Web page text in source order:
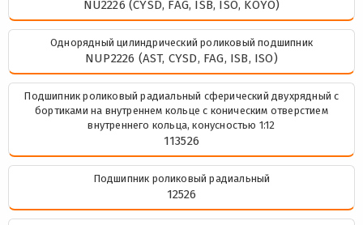
NU2226 (CYSD, FAG, ISB, ISO, KOYO)
Однорядный цилиндрический роликовый подшипник
NUP2226 (AST, CYSD, FAG, ISB, ISO)
Подшипник роликовый радиальный сферический двухрядный с
бортиками на внутреннем кольце с коническим отверстием
внутреннего кольца, конусностью 1:12
113526
Подшипник роликовый радиальный
12526